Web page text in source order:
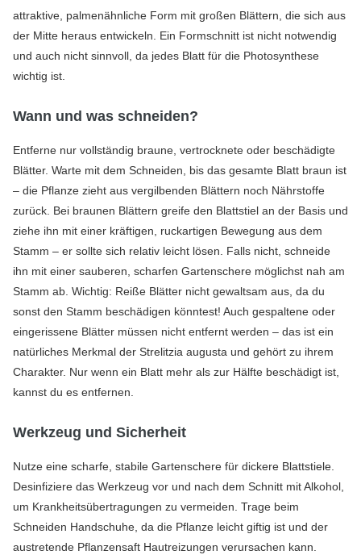
attraktive, palmenähnliche Form mit großen Blättern, die sich aus
der Mitte heraus entwickeln. Ein Formschnitt ist nicht notwendig
und auch nicht sinnvoll, da jedes Blatt für die Photosynthese
wichtig ist.
Wann und was schneiden?
Entferne nur vollständig braune, vertrocknete oder beschädigte
Blätter. Warte mit dem Schneiden, bis das gesamte Blatt braun ist
– die Pflanze zieht aus vergilbenden Blättern noch Nährstoffe
zurück. Bei braunen Blättern greife den Blattstiel an der Basis und
ziehe ihn mit einer kräftigen, ruckartigen Bewegung aus dem
Stamm – er sollte sich relativ leicht lösen. Falls nicht, schneide
ihn mit einer sauberen, scharfen Gartenschere möglichst nah am
Stamm ab. Wichtig: Reiße Blätter nicht gewaltsam aus, da du
sonst den Stamm beschädigen könntest! Auch gespaltene oder
eingerissene Blätter müssen nicht entfernt werden – das ist ein
natürliches Merkmal der Strelitzia augusta und gehört zu ihrem
Charakter. Nur wenn ein Blatt mehr als zur Hälfte beschädigt ist,
kannst du es entfernen.
Werkzeug und Sicherheit
Nutze eine scharfe, stabile Gartenschere für dickere Blattstiele.
Desinfiziere das Werkzeug vor und nach dem Schnitt mit Alkohol,
um Krankheitsübertragungen zu vermeiden. Trage beim
Schneiden Handschuhe, da die Pflanze leicht giftig ist und der
austretende Pflanzensaft Hautreizungen verursachen kann.